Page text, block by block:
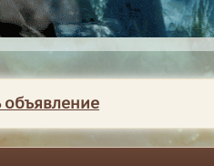
объявление